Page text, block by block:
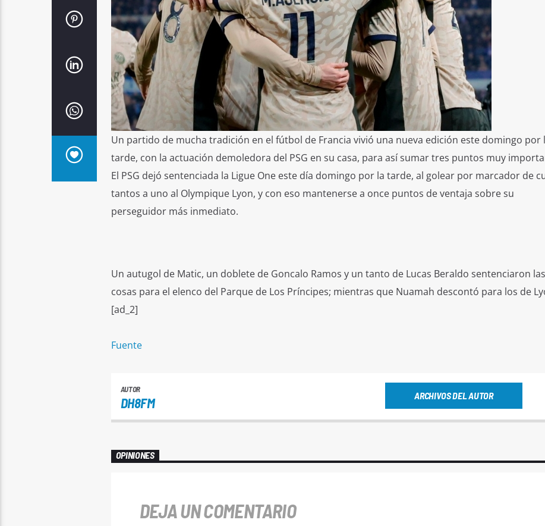
Un partido de mucha tradición en el fútbol de Francia vivió una nueva edición este domingo por
tarde, con la actuación demoledora del PSG en su casa, para así sumar tres puntos muy
El PSG dejó sentenciada la Ligue One este día domingo por la tarde, al golear por marcador de
tantos a uno al Olympique Lyon, y con eso mantenerse a once puntos de ventaja sobre su
perseguidor más inmediato.
Un autugol de Matic, un doblete de Goncalo Ramos y un tanto de Lucas Beraldo sentenciaron las
cosas para el elenco del Parque de Los Príncipes; mientras que Nuamah descontó para los de
[ad_2]
Fuente
AUTOR
DH8FM ARCHIVOS DEL AUTOR
OPINIONES
DEJA UN COMENTARIO